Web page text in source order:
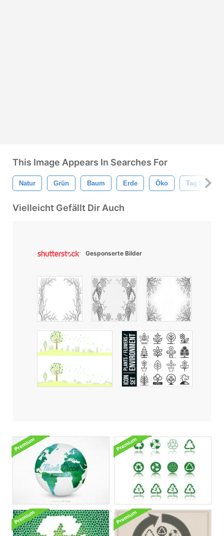
This Image Appears In Searches For
Natur Grün Baum Erde Öko Tag Der
Vielleicht Gefällt Dir Auch
Gesponserte Bilder